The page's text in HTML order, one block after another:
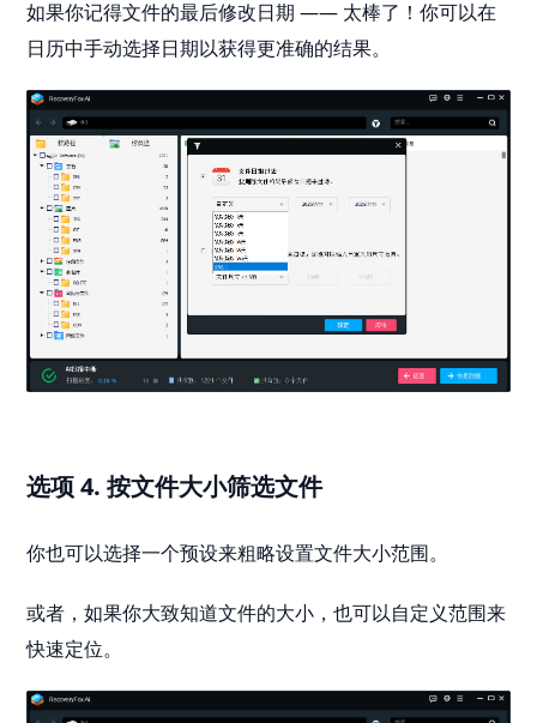
如果你记得文件的最后修改日期 —— 太棒了！你可以在
日历中手动选择日期以获得更准确的结果。
选项 4. 按文件大小筛选文件
你也可以选择一个预设来粗略设置文件大小范围。
或者，如果你大致知道文件的大小，也可以自定义范围来
快速定位。